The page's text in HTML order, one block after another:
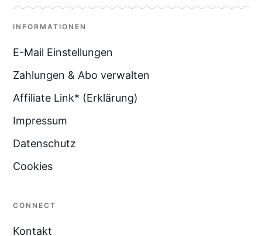
INFORMATIONEN
E-Mail Einstellungen
Zahlungen & Abo verwalten
Affiliate Link* (Erklärung)
Impressum
Datenschutz
Cookies
CONNECT
Kontakt